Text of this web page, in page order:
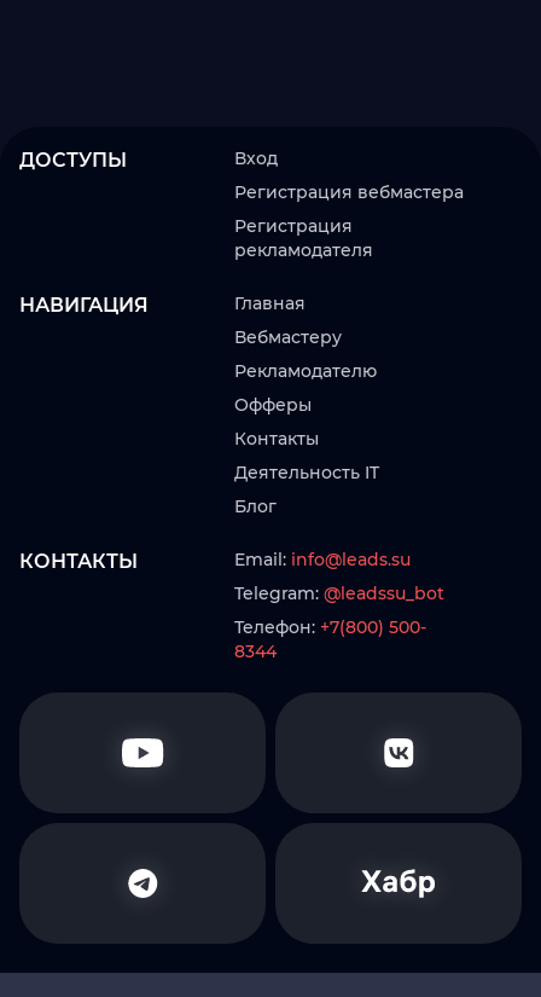
ДОСТУПЫ
Вход
Регистрация вебмастера
Регистрация
рекламодателя
НАВИГАЦИЯ
Главная
Вебмастеру
Рекламодателю
Офферы
Контакты
Деятельность IT
Блог
КОНТАКТЫ Email: info@leads.su
Telegram: @leadssu_bot
Телефон: +7(800) 500-
8344